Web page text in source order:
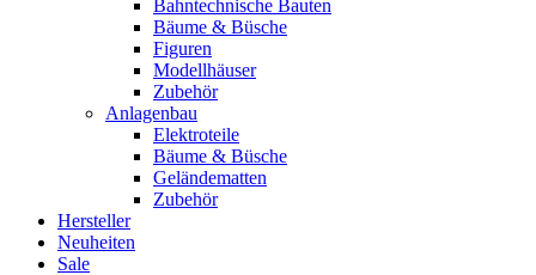
Bahntechnische Bauten
Bäume & Büsche
Figuren
Modellhäuser
Zubehör
Anlagenbau
Elektroteile
Bäume & Büsche
Geländematten
Zubehör
Hersteller
Neuheiten
Sale